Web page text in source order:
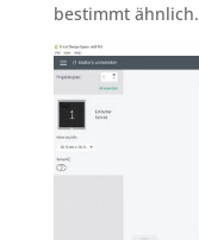
bestimmt ähnlich.